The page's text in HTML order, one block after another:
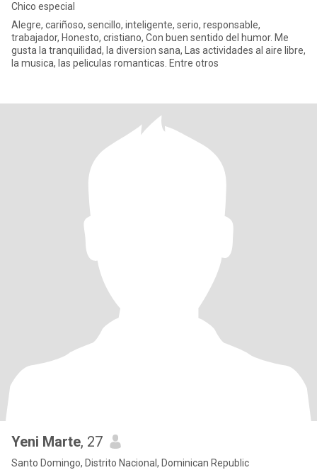
Chico especial
Alegre, cariñoso, sencillo, inteligente, serio, responsable,
trabajador, Honesto, cristiano, Con buen sentido del humor. Me
gusta la tranquilidad, la diversion sana, Las actividades al aire libre,
la musica, las peliculas romanticas. Entre otros
Yeni Marte, 27
Santo Domingo, Distrito Nacional, Dominican Republic